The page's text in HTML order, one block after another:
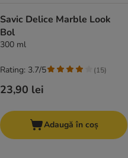
Savic Delice Marble Look
Bol
300 ml
23,90 lei
Rating: 3.7/5 (15)
Adaugă în coș